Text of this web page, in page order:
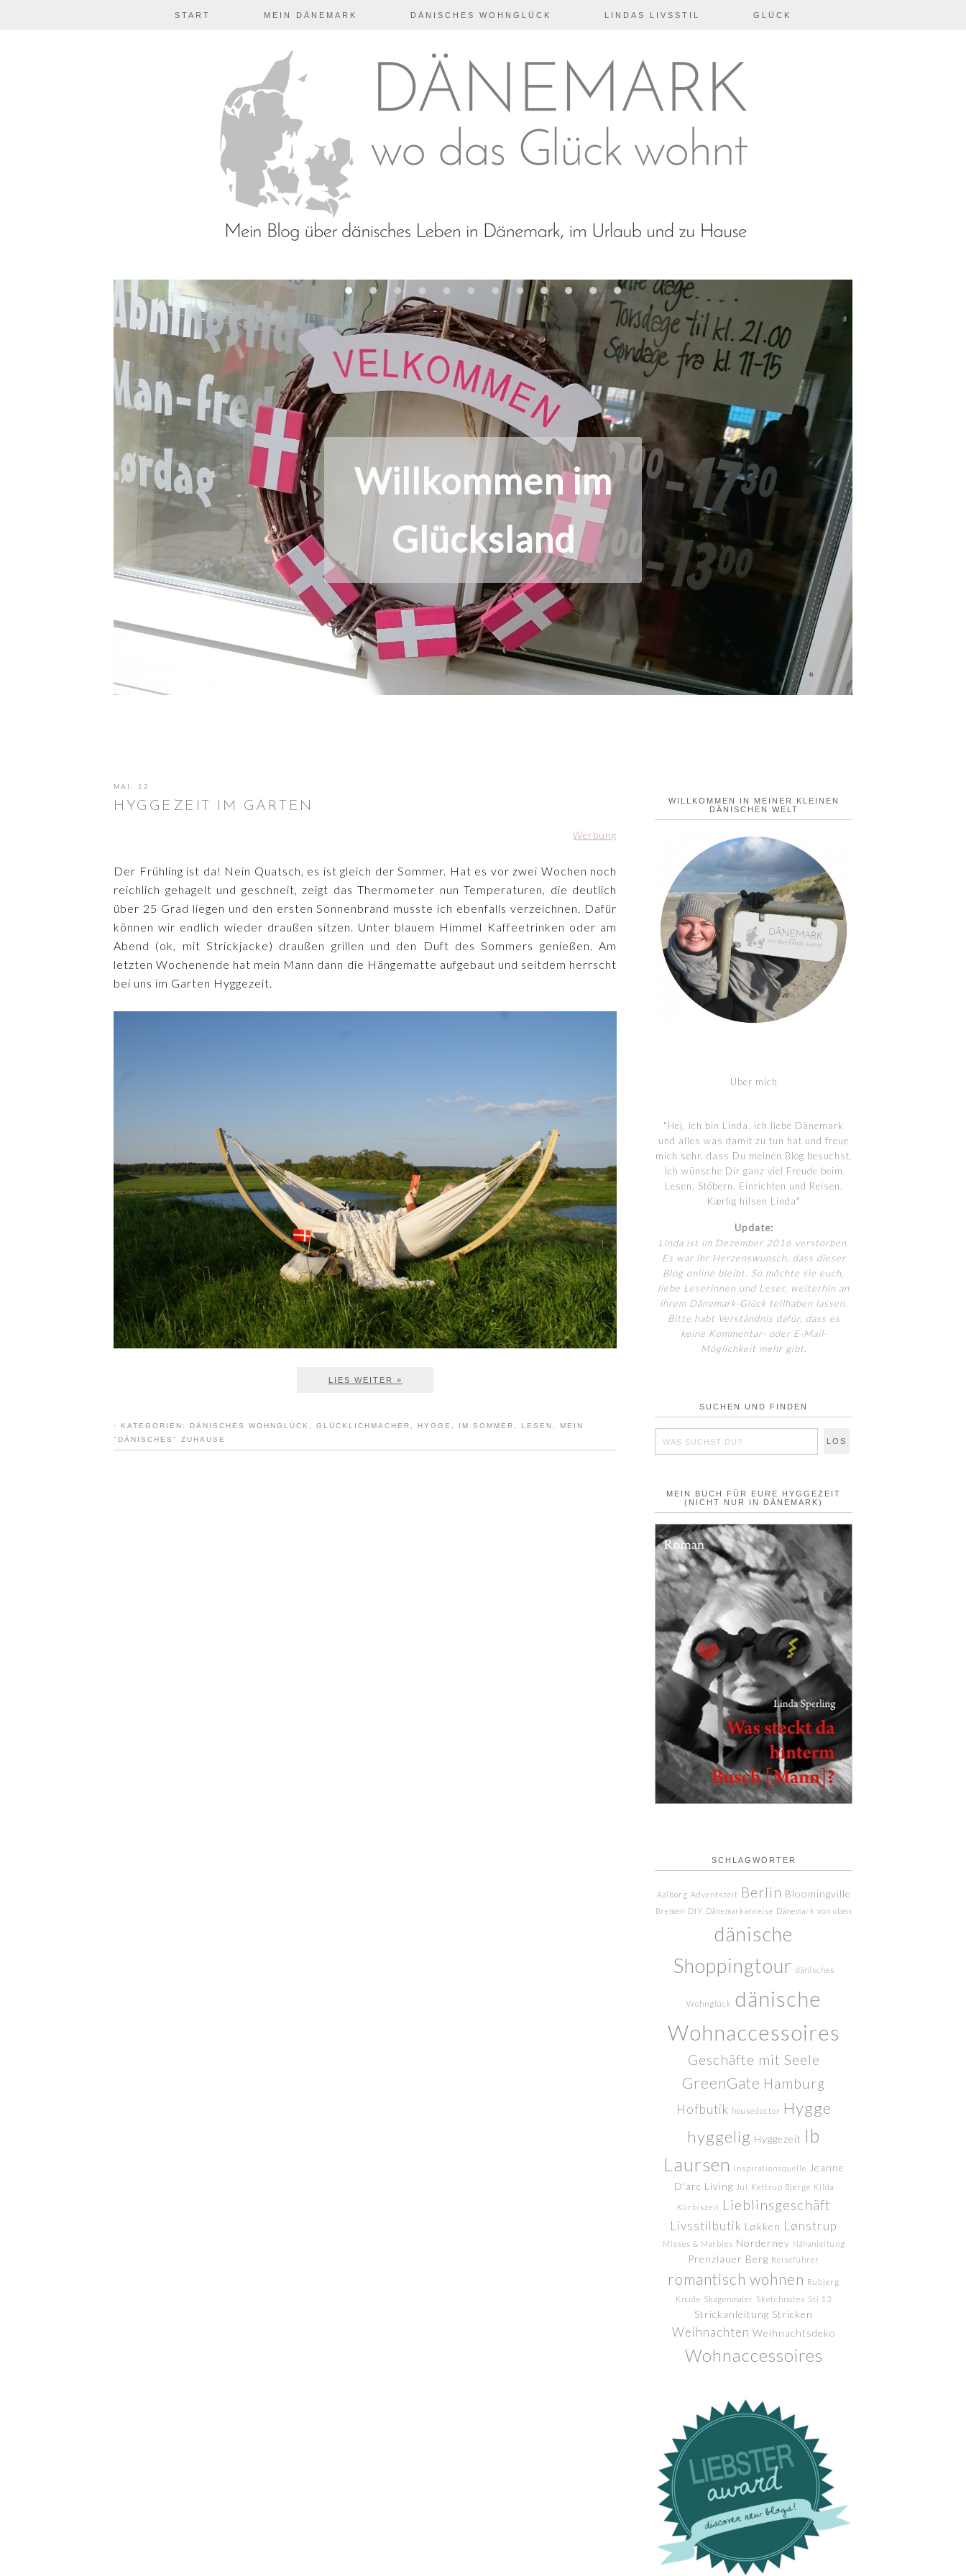
START MEIN DÄNEMARK DÄNISCHES WOHNGLÜCK LINDAS LIVSSTIL GLÜCK
Dänisches
Glücksgefühl
MAI. 12
HYGGEZEIT IM GARTEN
Werbung
Der Frühling ist da! Nein Quatsch, es ist gleich der Sommer. Hat es vor zwei Wochen noch
reichlich gehagelt und geschneit, zeigt das Thermometer nun Temperaturen, die deutlich
über 25 Grad liegen und den ersten Sonnenbrand musste ich ebenfalls verzeichnen. Dafür
können wir endlich wieder draußen sitzen. Unter blauem Himmel Kaffeetrinken oder am
Abend (ok, mit Strickjacke) draußen grillen und den Duft des Sommers genießen. Am
letzten Wochenende hat mein Mann dann die Hängematte aufgebaut und seitdem herrscht
bei uns im Garten Hyggezeit.
LIES WEITER »
· KATEGORIEN: DÄNISCHES WOHNGLÜCK , GLÜCKLICHMACHER , HYGGE , IM SOMMER , LESEN , MEIN
"DÄNISCHES" ZUHAUSE
WILLKOMMEN IN MEINER KLEINEN
DÄNISCHEN WELT
Über mich
"Hej, ich bin Linda, ich liebe Dänemark
und alles was damit zu tun hat und freue
mich sehr, dass Du meinen Blog besuchst.
Ich wünsche Dir ganz viel Freude beim
Lesen, Stöbern, Einrichten und Reisen.
Kærlig hilsen Linda"
Update:
Linda ist im Dezember 2016 verstorben.
Es war ihr Herzenswunsch, dass dieser
Blog online bleibt. So möchte sie euch,
liebe Leserinnen und Leser, weiterhin an
ihrem Dänemark-Glück teilhaben lassen.
Bitte habt Verständnis dafür, dass es
keine Kommentar- oder E-Mail-
Möglichkeit mehr gibt.
SUCHEN UND FINDEN
MEIN BUCH FÜR EURE HYGGEZEIT
(NICHT NUR IN DÄNEMARK)
SCHLAGWÖRTER
Aalborg Adventszeit Berlin Bloomingville
Bremen DIY Dänemarkanreise Dänemark von oben
dänische
Shoppingtour dänisches
Wohnglück dänische
Wohnaccessoires
Geschäfte mit Seele
GreenGate Hamburg
Hofbutik housedoctor
Hygge
hyggelig Hyggezeit Ib
Laursen
Inspirationsquelle
Jeanne
D'arc Living
Jul Kettrup Bjerge Kilda
Kürbiszeit Lieblinsgeschäft
Livsstilbutik Løkken Lønstrup
Misses & Marbles Norderney Nähanleitung
Prenzlauer Berg Reiseführer
romantisch wohnen Rubjerg
Knude Skagenmaler Sketchnotes Sti 13
Strickanleitung Stricken
Weihnachten Weihnachtsdeko
Wohnaccessoires